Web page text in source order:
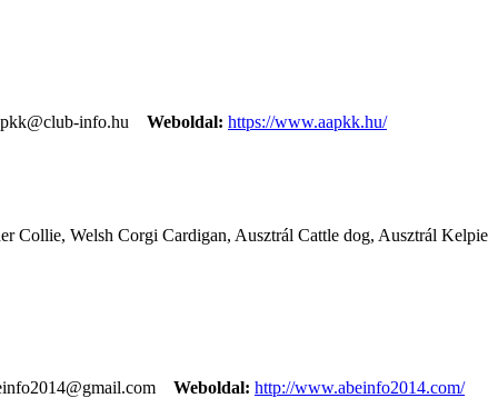
info.hu Weboldal: https://www.aapkk.hu/
Collie, Welsh Corgi Cardigan, Ausztrál Cattle dog, Ausztrál
Weboldal: http://www.abeinfo2014.com/